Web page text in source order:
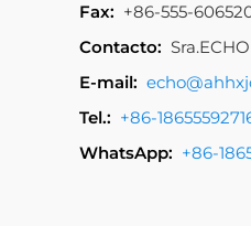
Fax: +86-555-
Contacto:
E-mail:
Tel.: +86-
WhatsApp: +86-